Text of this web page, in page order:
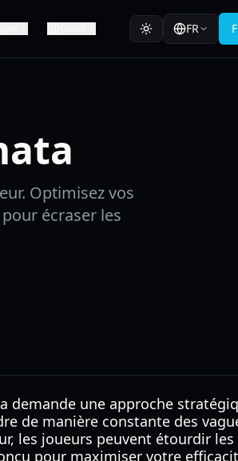
FR
Optimisez vos
écraser les
demande une approche
de manière constante des
les joueurs peuvent étourdir les
pour maximiser votre